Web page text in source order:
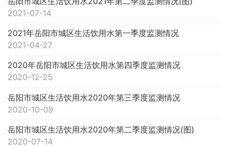
2021-07-14
2021年岳阳市城区生活饮用水第一季度监测情况
2021-04-27
2020年岳阳市城区生活饮用水第四季度监测情况
2020-12-25
岳阳市城区生活饮用水2020年第三季度监测情况
2020-10-09
岳阳市城区生活饮用水2020年第二季度监测情况(图)
2020-07-14